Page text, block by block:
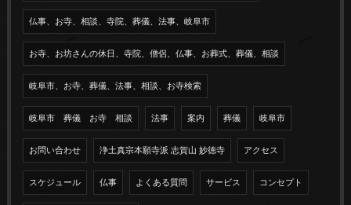
仏事、お寺、相談、寺院、葬儀、法事、岐阜市
お寺、お坊さんの休日、寺院、僧侶、仏事、お葬式、葬儀、相談
岐阜市、お寺、葬儀、法事、相談、お寺検索
岐阜市 葬儀 お寺 相談 法事 案内 葬儀 岐阜市
お問い合わせ 浄土真宗本願寺派 志賀山 妙徳寺 アクセス
スケジュール 仏事 よくある質問 サービス コンセプト